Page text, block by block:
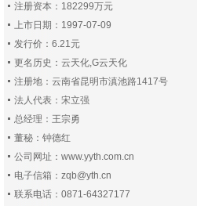
注册资本：182299万元
上市日期：1997-07-09
发行价：6.21元
更名历史：云天化,G云天化
注册地：云南省昆明市滇池路1417号
法人代表：宋立强
总经理：王宗勇
董秘：钟德红
公司网址：www.yyth.com.cn
电子信箱：zqb@yth.cn
联系电话：0871-64327177